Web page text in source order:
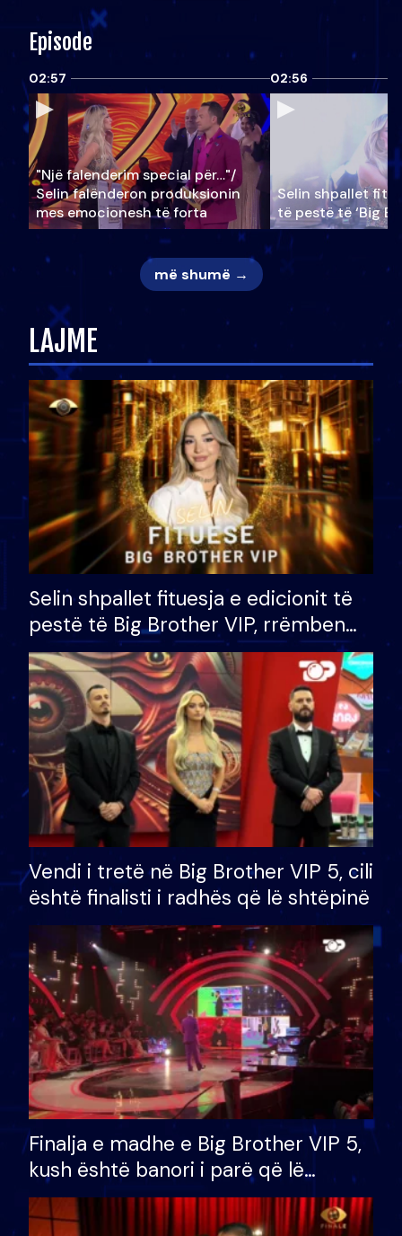
Episode
02:57
"Një falenderim special për…"/
Selin falënderon produksionin
mes emocionesh të forta
02:56
Selin shpallet
të pestë të ‘Big
më shumë →
LAJME
Selin shpallet fituesja e edicionit të
pestë të Big Brother VIP, rrëmben
çmimin e madh prej 100 mijë eurosh
Vendi i tretë në Big Brother VIP 5, cili
është finalisti i radhës që lë shtëpinë
Finalja e madhe e Big Brother VIP 5,
kush është banori i parë që lë
shtëpinë dhe humb mundësinë për
të fituar çmimin e madh